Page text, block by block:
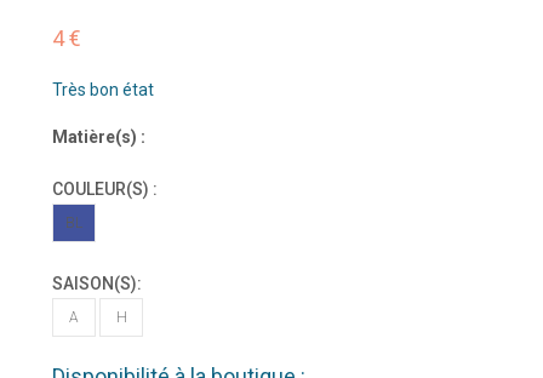
4 €
Très bon état
Matière(s) :
COULEUR(S) :
BL
SAISON(S):
A H